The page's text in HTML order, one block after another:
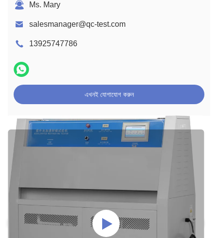
Ms. Mary
salesmanager@qc-test.com
13925747786
এখনই যোগাযোগ করুন